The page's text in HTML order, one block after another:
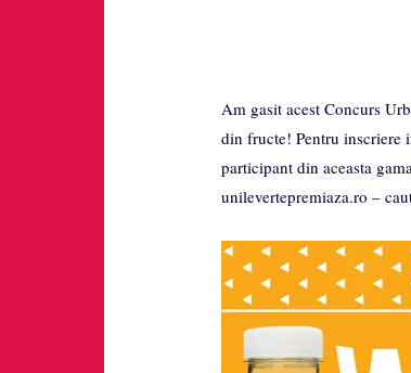
Am gasit acest Concurs
din fructe! Pentru inscriere
participant din aceasta
unilevertepremiaza.ro –